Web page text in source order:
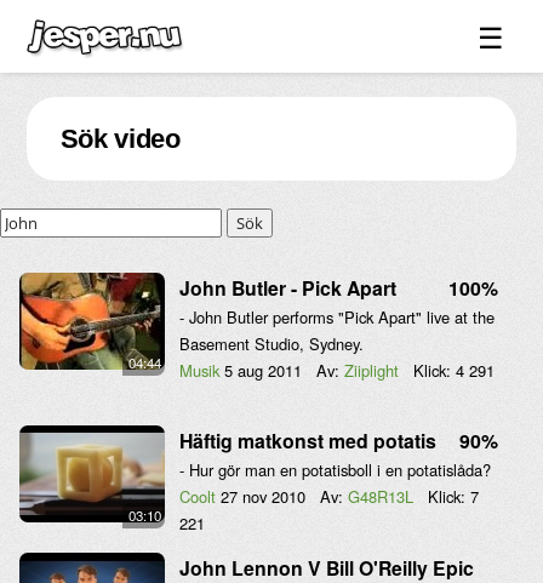
☰
Spel ↓
Bilder ↓
Forum ↓
Länkar
Videos
Blandat ↓
Om sidan ↓
Sök video
Sök
04:44
John Butler - Pick Apart 100%
- John Butler performs "Pick Apart" live at the
Basement Studio, Sydney.
Musik 5 aug 2011 Av: Ziiplight Klick: 4 291
03:10
Häftig matkonst med potatis 90%
- Hur gör man en potatisboll i en potatislåda?
Coolt 27 nov 2010 Av: G48R13L Klick: 7
221
John Lennon V Bill O'Reilly Epic